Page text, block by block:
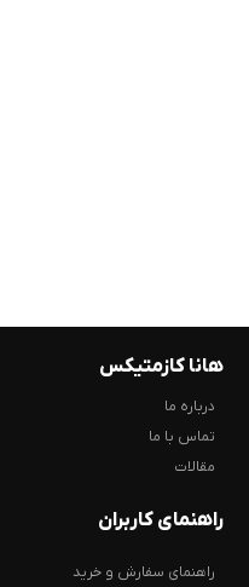
هانا کازمتیکس
درباره ما
تماس با ما
مقالات
راهنمای کاربران
راهنمای سفارش و خرید